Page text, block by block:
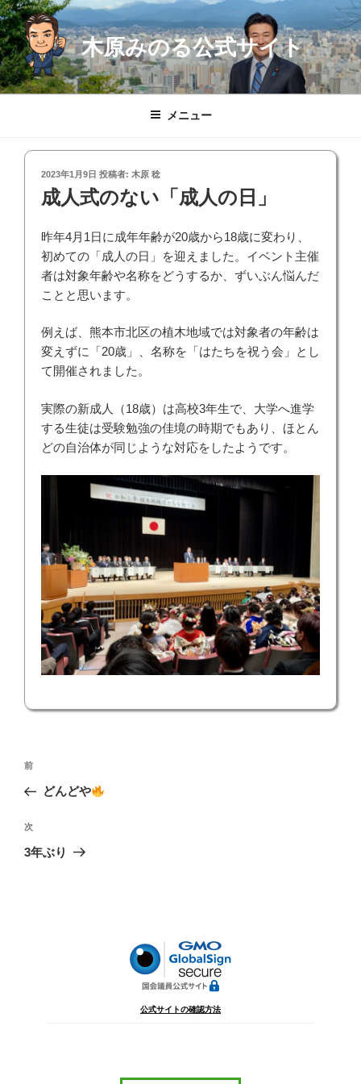
コ
ン
テ
ン
ツ
木原みのる公式サイト
メニュー
投
日:
2023年1月9日 投稿者: 木原 稔
成人式のない「成人の日」
昨年4月1日に成年年齢が20歳から18歳に変わり、
初めての「成人の日」を迎えました。イベント主催
者は対象年齢や名称をどうするか、ずいぶん悩んだ
ことと思います。
例えば、熊本市北区の植木地域では対象者の年齢は
変えずに「20歳」、名称を「はたちを祝う会」とし
て開催されました。
実際の新成人（18歳）は高校3年生で、大学へ進学
する生徒は受験勉強の佳境の時期でもあり、ほとん
どの自治体が同じような対応をしたようです。
投
ナ
ビ
ゲ
前
の
稿
前
どんどや
次
の
次
3年ぶり
公式サイトの確認方法